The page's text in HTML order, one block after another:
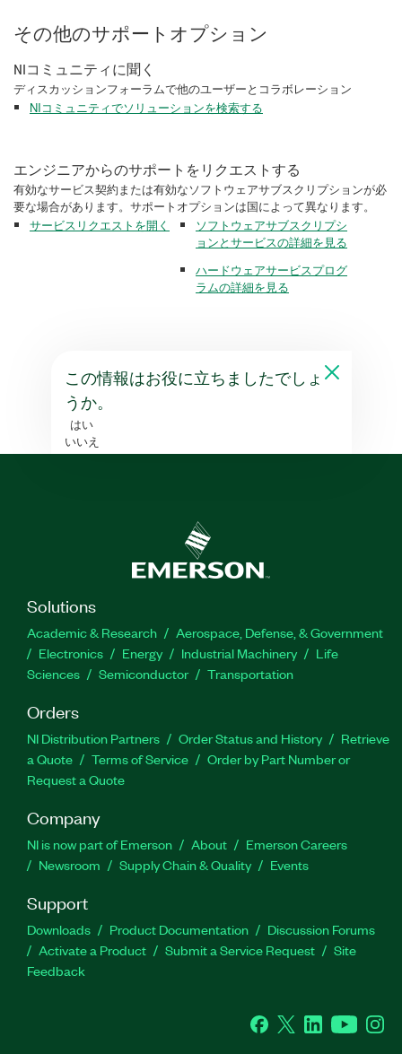
その他のサポートオプション
NIコミュニティに聞く
ディスカッションフォーラムで他のユーザーとコラボレーション
NIコミュニティでソリューションを検索する
エンジニアからのサポートをリクエストする
有効なサービス契約または有効なソフトウェアサブスクリプションが必
要な場合があります。サポートオプションは国によって異なります。
サービスリクエストを開く
ソフトウェアサブスクリプシ
ョンとサービスの詳細を見る
ハードウェアサービスプログ
ラムの詳細を見る
この情報はお役に立ちましたでしょ
うか。
はい
いいえ
Solutions
Academic & Research
Aerospace, Defense, & Government
Electronics
Energy Industrial Machinery
Life
Sciences
Semiconductor Transportation
Orders
NI Distribution Partners Order Status and History
Retrieve
a Quote
Terms of Service
Order by Part Number or
Request a Quote
Company
NI is now part of Emerson About
Emerson Careers
Newsroom
Supply Chain & Quality Events
Support
Downloads Product Documentation
Discussion Forums
Activate a Product
Submit a Service Request
Site
Feedback
Facebook
Twitter LinkedInYouTube